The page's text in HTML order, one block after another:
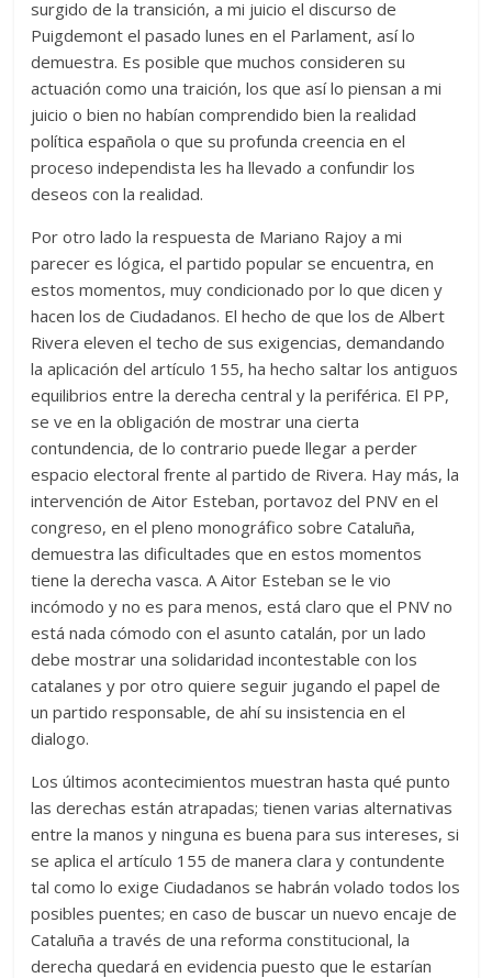
surgido de la transición, a mi juicio el discurso de
Puigdemont el pasado lunes en el Parlament, así lo
demuestra. Es posible que muchos consideren su
actuación como una traición, los que así lo piensan a mi
juicio o bien no habían comprendido bien la realidad
política española o que su profunda creencia en el
proceso independista les ha llevado a confundir los
deseos con la realidad.
Por otro lado la respuesta de Mariano Rajoy a mi
parecer es lógica, el partido popular se encuentra, en
estos momentos, muy condicionado por lo que dicen y
hacen los de Ciudadanos. El hecho de que los de Albert
Rivera eleven el techo de sus exigencias, demandando
la aplicación del artículo 155, ha hecho saltar los antiguos
equilibrios entre la derecha central y la periférica. El PP,
se ve en la obligación de mostrar una cierta
contundencia, de lo contrario puede llegar a perder
espacio electoral frente al partido de Rivera. Hay más, la
intervención de Aitor Esteban, portavoz del PNV en el
congreso, en el pleno monográfico sobre Cataluña,
demuestra las dificultades que en estos momentos
tiene la derecha vasca. A Aitor Esteban se le vio
incómodo y no es para menos, está claro que el PNV no
está nada cómodo con el asunto catalán, por un lado
debe mostrar una solidaridad incontestable con los
catalanes y por otro quiere seguir jugando el papel de
un partido responsable, de ahí su insistencia en el
dialogo.
Los últimos acontecimientos muestran hasta qué punto
las derechas están atrapadas; tienen varias alternativas
entre la manos y ninguna es buena para sus intereses, si
se aplica el artículo 155 de manera clara y contundente
tal como lo exige Ciudadanos se habrán volado todos los
posibles puentes; en caso de buscar un nuevo encaje de
Cataluña a través de una reforma constitucional, la
derecha quedará en evidencia puesto que le estarían